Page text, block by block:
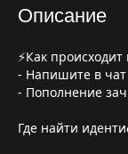
Описание
⚡Как происходит
- Напишите в чат
- Пополнение
Где найти